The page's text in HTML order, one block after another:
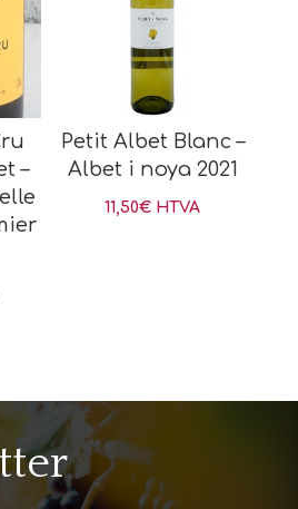
–
Petit Albet Blanc –
Albet i noya 2021
11,50€ HTVA